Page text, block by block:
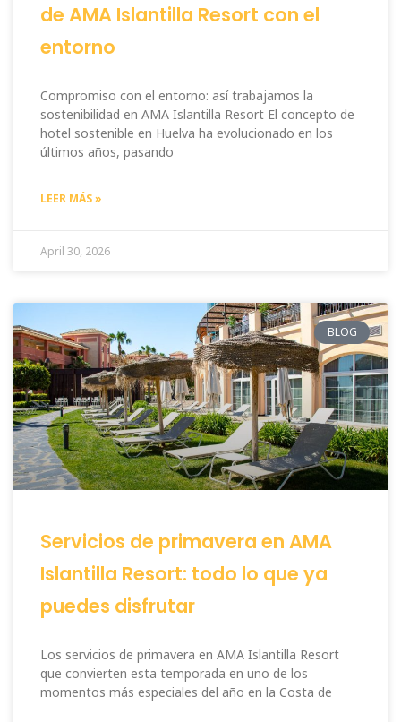
de AMA Islantilla Resort con el
entorno
Compromiso con el entorno: así trabajamos la
sostenibilidad en AMA Islantilla Resort El concepto de
hotel sostenible en Huelva ha evolucionado en los
últimos años, pasando
LEER MÁS »
April 30, 2026
BLOG
Servicios de primavera en AMA
Islantilla Resort: todo lo que ya
puedes disfrutar
Los servicios de primavera en AMA Islantilla Resort
que convierten esta temporada en uno de los
momentos más especiales del año en la Costa de